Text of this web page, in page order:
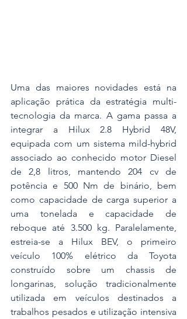
Uma das maiores novidades está na
aplicação prática da estratégia multi-
tecnologia da marca. A gama passa a
integrar a Hilux 2.8 Hybrid 48V,
equipada com um sistema mild-hybrid
associado ao conhecido motor Diesel
de 2,8 litros, mantendo 204 cv de
potência e 500 Nm de binário, bem
como capacidade de carga superior a
uma tonelada e capacidade de
reboque até 3.500 kg. Paralelamente,
estreia-se a Hilux BEV, o primeiro
veículo 100% elétrico da Toyota
construído sobre um chassis de
longarinas, solução tradicionalmente
utilizada em veículos destinados a
trabalhos pesados e utilização intensiva